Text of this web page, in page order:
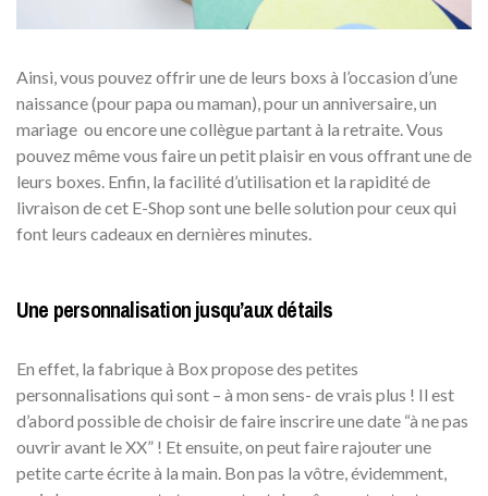
Ainsi, vous pouvez offrir une de leurs boxs à l’occasion d’une
naissance (pour papa ou maman), pour un anniversaire, un
mariage ou encore une collègue partant à la retraite. Vous
pouvez même vous faire un petit plaisir en vous offrant une de
leurs boxes. Enfin, la facilité d’utilisation et la rapidité de
livraison de cet E-Shop sont une belle solution pour ceux qui
font leurs cadeaux en dernières minutes.
Une personnalisation jusqu’aux détails
En effet, la fabrique à Box propose des petites
personnalisations qui sont – à mon sens- de vrais plus ! Il est
d’abord possible de choisir de faire inscrire une date “à ne pas
ouvrir avant le XX” ! Et ensuite, on peut faire rajouter une
petite carte écrite à la main. Bon pas la vôtre, évidemment,